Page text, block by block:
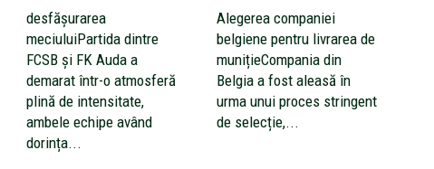
desfășurarea
meciuluiPartida dintre
FCSB și FK Auda a
demarat într-o atmosferă
plină de intensitate,
ambele echipe având
dorința...
Alegerea companiei
belgiene pentru livrarea de
munițieCompania din
Belgia a fost aleasă în
urma unui proces stringent
de selecție,...